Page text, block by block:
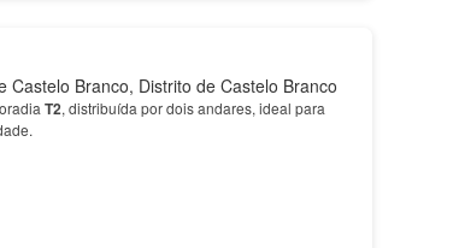
Branco, Distrito de Castelo Branco
T2, distribuída por dois andares, ideal para